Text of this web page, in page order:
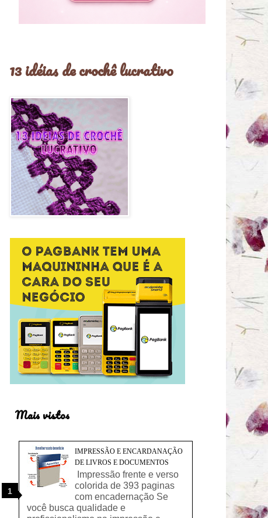
13 idéias de crochê lucrativo
Mais vistos
IMPRESSÃO E ENCARDANAÇÃO
DE LIVROS E DOCUMENTOS
Impressão frente e verso
colorida de 393 paginas
com encadernação Se
você busca qualidade e